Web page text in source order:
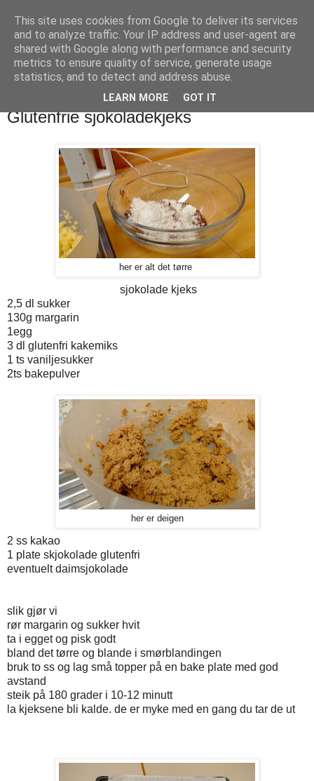
Digg Næring
Matblogg for Digg Læring - 6.trinn Knappskog skule
Glutenfrie sjokoladekjeks
her er alt det tørre
sjokolade kjeks
2,5 dl sukker
130g margarin
1egg
3 dl glutenfri kakemiks
1 ts vaniljesukker
2ts bakepulver
her er deigen
2 ss kakao
1 plate skjokolade glutenfri
eventuelt daimsjokolade
slik gjør vi
rør margarin og sukker hvit
ta i egget og pisk godt
bland det tørre og blande i smørblandingen
bruk to ss og lag små topper på en bake plate med god
avstand
steik på 180 grader i 10-12 minutt
la kjeksene bli kalde. de er myke med en gang du tar de ut
This site uses cookies from Google to deliver its services
and to analyze traffic. Your IP address and user-agent are
shared with Google along with performance and security
metrics to ensure quality of service, generate usage
statistics, and to detect and address abuse.
LEARN MORE GOT IT